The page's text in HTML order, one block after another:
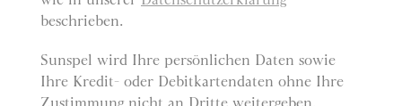
beschrieben.
Sunspel wird Ihre persönlichen Daten sowie
Ihre Kredit- oder Debitkartendaten ohne Ihre
Zustimmung nicht an Dritte weitergeben.